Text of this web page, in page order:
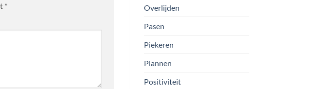
*
Overlijden
Pasen
Piekeren
Plannen
Positiviteit